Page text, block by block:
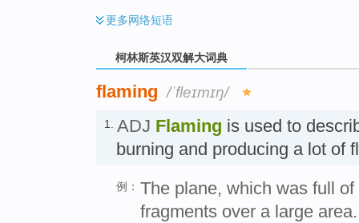
更多网络短语
柯林斯英汉双解大词典
flaming /ˈfleɪmɪŋ/
1. ADJ Flaming is used to
burning and producing a lot of
例： The plane, which was full
fragments over a large area.